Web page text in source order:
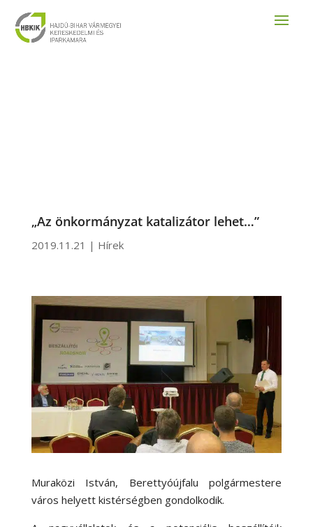
„Az önkormányzat katalizátor lehet…”
2019.11.21 | Hírek
Muraközi István, Berettyóújfalu polgármestere
város helyett kistérségben gondolkodik.